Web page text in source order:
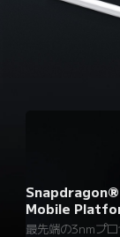
Mobile
最先端の3nmプロ